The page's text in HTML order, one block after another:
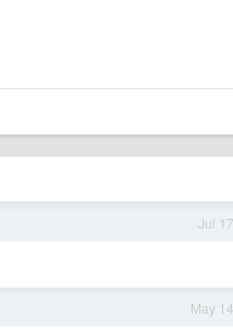
Jul 17
May 14